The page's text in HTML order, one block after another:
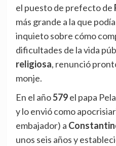
el puesto de prefecto de
más grande a la que
inquieto sobre cómo
dificultades de la vida
religiosa, renunció
monje.
En el año579el papa
y lo envió como
embajador) a
unos seis años y